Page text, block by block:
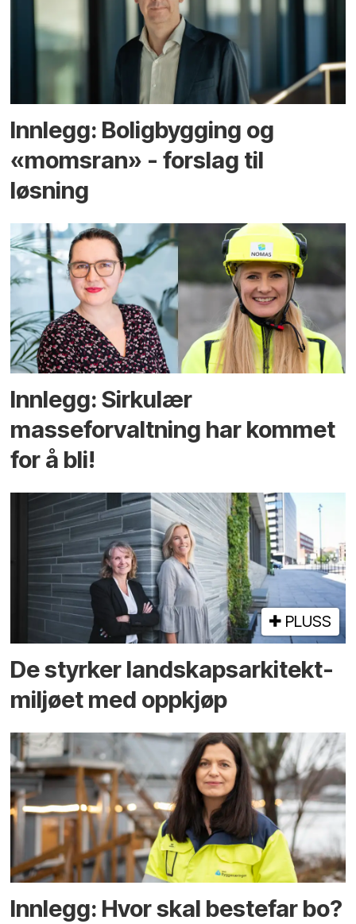
Innlegg: Boligbygging og
«momsran» - forslag til
løsning
Innlegg: Sirkulær
masseforvaltning har kommet
for å bli!
PLUSS
De styrker landskaps­arkitekt­
miljøet med oppkjøp
Innlegg: Hvor skal bestefar bo?